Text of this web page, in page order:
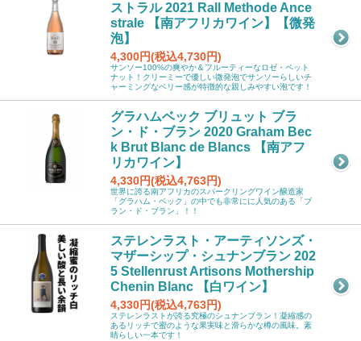
ストラル 2021 Rall Methode Ance
strale 【南アフリカワイン】【微発
泡】
4,300円(税込4,730円)
サンソー100%の爽やか＆フルーティーなロゼ・ペット
ナット！クリーミーで優しい微発泡でサンソーらしいチ
ャーミングなベリー感が特徴的な親しみやすい泡です！
グラハムベック ブリュット ブラ
ン・ド・ブラン 2020 Graham Bec
k Brut Blanc de Blancs 【南アフ
リカワイン】
4,330円(税込4,763円)
世界に誇る南アフリカのスパークリングワイン醸造家
「グラハム・ベック」の中でも非常にに人気のある「ブ
ラン・ド・ブラン」！！
ステレンラスト・アーティソンズ・
マザーシップ・シュナンブラン 202
5 Stellenrust Artisons Mothership
Chenin Blanc 【白ワイン】
4,330円(税込4,763円)
ステレンラストが誇る究極のシュナンブラン！凝縮感の
あるリッチで蜜のような果実味と滑らかな樽の風味。素
晴らしい一本です！